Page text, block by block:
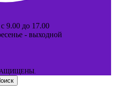
9.00 до 17.00
- выходной